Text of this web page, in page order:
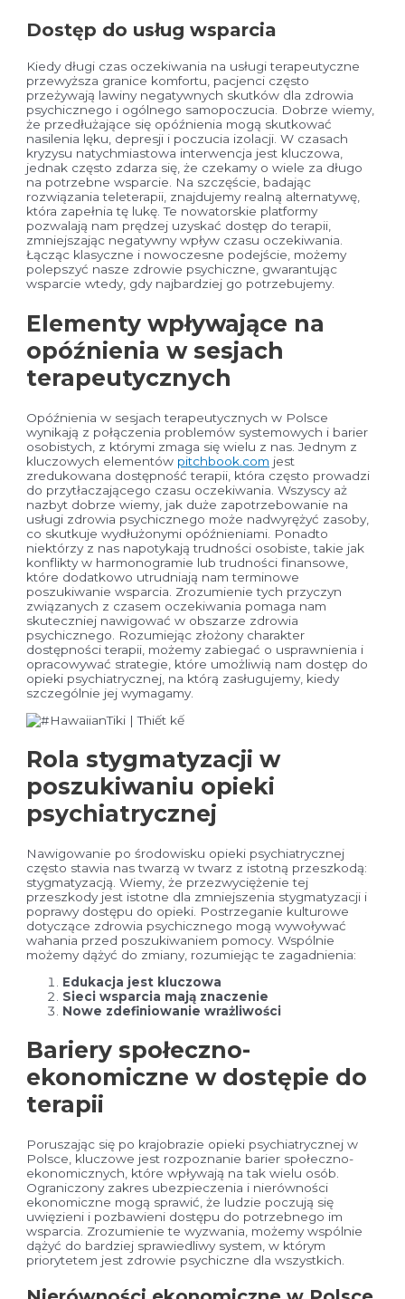
Dostęp do usług wsparcia
Kiedy długi czas oczekiwania na usługi terapeutyczne
przewyższa granice komfortu, pacjenci często
przeżywają lawiny negatywnych skutków dla zdrowia
psychicznego i ogólnego samopoczucia. Dobrze wiemy,
że przedłużające się opóźnienia mogą skutkować
nasilenia lęku, depresji i poczucia izolacji. W czasach
kryzysu natychmiastowa interwencja jest kluczowa,
jednak często zdarza się, że czekamy o wiele za długo
na potrzebne wsparcie. Na szczęście, badając
rozwiązania teleterapii, znajdujemy realną alternatywę,
która zapełnia tę lukę. Te nowatorskie platformy
pozwalają nam prędzej uzyskać dostęp do terapii,
zmniejszając negatywny wpływ czasu oczekiwania.
Łącząc klasyczne i nowoczesne podejście, możemy
polepszyć nasze zdrowie psychiczne, gwarantując
wsparcie wtedy, gdy najbardziej go potrzebujemy.
Elementy wpływające na
opóźnienia w sesjach
terapeutycznych
Opóźnienia w sesjach terapeutycznych w Polsce
wynikają z połączenia problemów systemowych i barier
osobistych, z którymi zmaga się wielu z nas. Jednym z
kluczowych elementów pitchbook.com jest
zredukowana dostępność terapii, która często prowadzi
do przytłaczającego czasu oczekiwania. Wszyscy aż
nazbyt dobrze wiemy, jak duże zapotrzebowanie na
usługi zdrowia psychicznego może nadwyrężyć zasoby,
co skutkuje wydłużonymi opóźnieniami. Ponadto
niektórzy z nas napotykają trudności osobiste, takie jak
konflikty w harmonogramie lub trudności finansowe,
które dodatkowo utrudniają nam terminowe
poszukiwanie wsparcia. Zrozumienie tych przyczyn
związanych z czasem oczekiwania pomaga nam
skuteczniej nawigować w obszarze zdrowia
psychicznego. Rozumiejąc złożony charakter
dostępności terapii, możemy zabiegać o usprawnienia i
opracowywać strategie, które umożliwią nam dostęp do
opieki psychiatrycznej, na którą zasługujemy, kiedy
szczególnie jej wymagamy.
Rola stygmatyzacji w
poszukiwaniu opieki
psychiatrycznej
Nawigowanie po środowisku opieki psychiatrycznej
często stawia nas twarzą w twarz z istotną przeszkodą:
stygmatyzacją. Wiemy, że przezwyciężenie tej
przeszkody jest istotne dla zmniejszenia stygmatyzacji i
poprawy dostępu do opieki. Postrzeganie kulturowe
dotyczące zdrowia psychicznego mogą wywoływać
wahania przed poszukiwaniem pomocy. Wspólnie
możemy dążyć do zmiany, rozumiejąc te zagadnienia:
Edukacja jest kluczowa
Sieci wsparcia mają znaczenie
Nowe zdefiniowanie wrażliwości
Bariery społeczno-
ekonomiczne w dostępie do
terapii
Poruszając się po krajobrazie opieki psychiatrycznej w
Polsce, kluczowe jest rozpoznanie barier społeczno-
ekonomicznych, które wpływają na tak wielu osób.
Ograniczony zakres ubezpieczenia i nierówności
ekonomiczne mogą sprawić, że ludzie poczują się
uwięzieni i pozbawieni dostępu do potrzebnego im
wsparcia. Zrozumienie te wyzwania, możemy wspólnie
dążyć do bardziej sprawiedliwy system, w którym
priorytetem jest zdrowie psychiczne dla wszystkich.